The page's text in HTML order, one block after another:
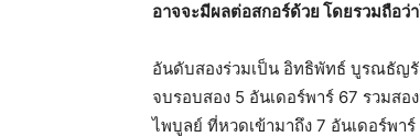
อาจจะมีผลต่อสกอร์ด้วย โดยรวมถือว่
อันดับสองร่วมเป็น อิทธิพัทธ์ บูรณธัญรั
จบรอบสอง 5 อันเดอร์พาร์ 67 รวมส
ไพบูลย์ ที่หวดเข้ามาถึง 7 อันเดอร์พา